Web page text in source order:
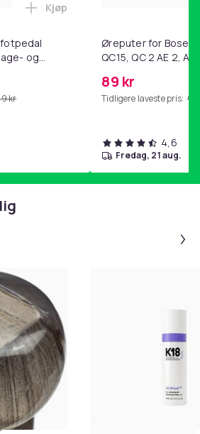
og
kr
Legg Magetrener, 6-rørs
Kjøp
Øreputer for Bose
QC15, QC 2 AE 2, AE
89 kr
Tidligere laveste pris: 99
4,6
fredag, 21 aug.